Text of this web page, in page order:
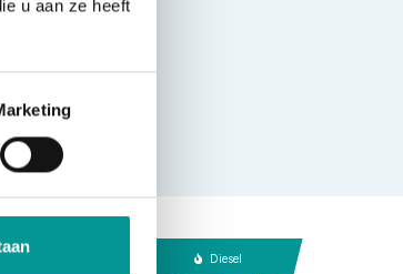
u aan ze heeft
Diesel